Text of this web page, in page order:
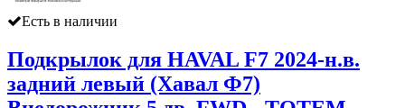
Есть в наличии
Подкрылок для HAVAL F7 2024-н.в.
задний левый (Хавал Ф7)